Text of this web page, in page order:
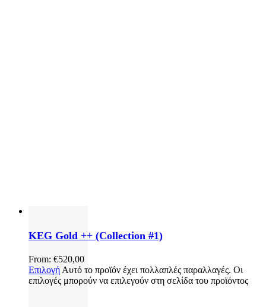
KEG Gold ++ (Collection #1)
From: €520,00
Επιλογή Αυτό το προϊόν έχει πολλαπλές παραλλαγές. Οι
επιλογές μπορούν να επιλεγούν στη σελίδα του προϊόντος